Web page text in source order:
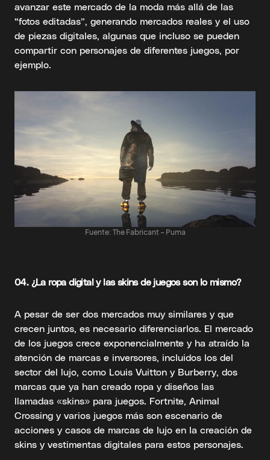
avanzar este mercado de la moda más allá de las
“fotos editadas”, generando mercados reales y el uso
de piezas digitales, algunas que incluso se pueden
compartir con personajes de diferentes juegos, por
ejemplo.
Fuente: The Fabricant – Puma
04. ¿La ropa digital y las skins de juegos son lo mismo?
A pesar de ser dos mercados muy similares y que
crecen juntos, es necesario diferenciarlos. El mercado
de los juegos crece exponencialmente y ha atraído la
atención de marcas e inversores, incluidos los del
sector del lujo, como Louis Vuitton y Burberry, dos
marcas que ya han creado ropa y diseños las
llamadas «skins» para juegos. Fortnite, Animal
Crossing y varios juegos más son escenario de
acciones y casos de marcas de lujo en la creación de
skins y vestimentas digitales para estos personajes.